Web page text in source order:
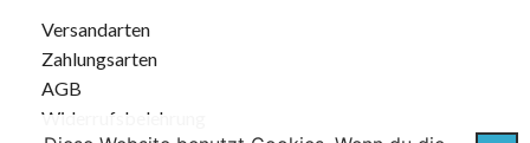
Versandarten
Zahlungsarten
AGB
Widerrufsbelehrung